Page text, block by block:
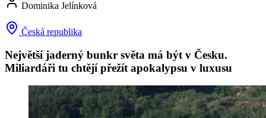
Dominika Jelínková
Česká republika
Největší jaderný bunkr světa má být v Česku.
Miliardáři tu chtějí přežít apokalypsu v luxusu